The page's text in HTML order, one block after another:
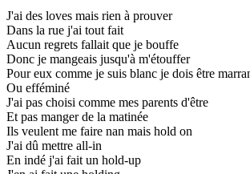
J'ai des loves mais rien à prouver
Dans la rue j'ai tout fait
Aucun regrets fallait que je bouffe
Donc je mangeais jusqu'à m'étouffer
Pour eux comme je suis blanc je dois être
Ou efféminé
J'ai pas choisi comme mes parents d'être
Et pas manger de la matinée
Ils veulent me faire nan mais hold on
J'ai dû mettre all-in
En indé j'ai fait un hold-up